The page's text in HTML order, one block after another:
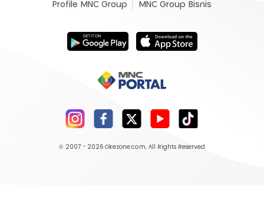
Profile MNC Group MNC Group Bisnis
© 2007 - 2026 Okezone.com, All Rights Reserved